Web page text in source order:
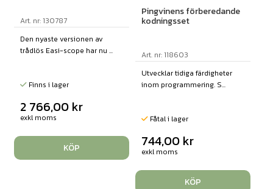
Art. nr: 130787
Den nyaste versionen av
trådlös Easi-scope har nu ...
Finns i lager
2 766,00 kr
exkl moms
KÖP
Pingvinens förberedande
kodningsset
Art. nr: 118603
Utvecklar tidiga färdigheter
inom programmering. S...
Fåtal i lager
744,00 kr
exkl moms
KÖP